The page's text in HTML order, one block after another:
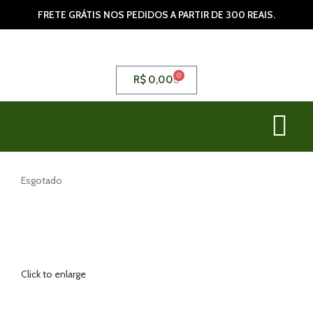
FRETE GRÁTIS NOS PEDIDOS A PARTIR DE 300 REAIS.
R$ 0,00 0
Esgotado
Click to enlarge